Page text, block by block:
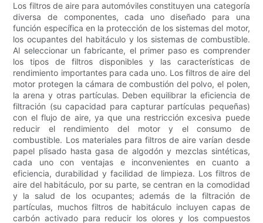
Los filtros de aire para automóviles constituyen una categoría
diversa de componentes, cada uno diseñado para una
función específica en la protección de los sistemas del motor,
los ocupantes del habitáculo y los sistemas de combustible.
Al seleccionar un fabricante, el primer paso es comprender
los tipos de filtros disponibles y las características de
rendimiento importantes para cada uno. Los filtros de aire del
motor protegen la cámara de combustión del polvo, el polen,
la arena y otras partículas. Deben equilibrar la eficiencia de
filtración (su capacidad para capturar partículas pequeñas)
con el flujo de aire, ya que una restricción excesiva puede
reducir el rendimiento del motor y el consumo de
combustible. Los materiales para filtros de aire varían desde
papel plisado hasta gasa de algodón y mezclas sintéticas,
cada uno con ventajas e inconvenientes en cuanto a
eficiencia, durabilidad y facilidad de limpieza. Los filtros de
aire del habitáculo, por su parte, se centran en la comodidad
y la salud de los ocupantes; además de la filtración de
partículas, muchos filtros de habitáculo incluyen capas de
carbón activado para reducir los olores y los compuestos